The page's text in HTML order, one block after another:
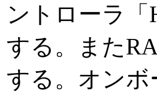
ントローラ「
する。また
する。オンボ